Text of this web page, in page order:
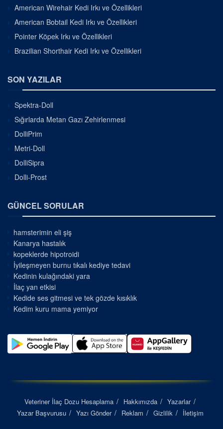
American Wirehair Kedi Irkı ve Özellikleri
American Bobtail Kedi Irkı ve Özellikleri
Pointer Köpek Irkı ve Özellikleri
Brazilian Shorthair Kedi Irkı ve Özellikleri
SON YAZILAR
Spektra-Doll
Sığırlarda Metan Gazı Zehirlenmesi
DolliPrim
Metri-Doll
DolliSipra
Dolli-Prost
GÜNCEL SORULAR
hamsterimin eli şiş
Kanarya hastalık
kopeklerde hipotroidi
İyileşmeyen burnu tıkalı kediye tedavi
Kedinin kulağındaki yara
İlaç yan etkisi
Kedide ses gitmesi ve tek gözde kısıklık
Kedim kuru mama yemiyor
Veteriner İlaç Dozu Hesaplama Hakkımızda
Yazarlar
Yazar Başvurusu
Yazı Gönder Reklam Gizlilik İletişim